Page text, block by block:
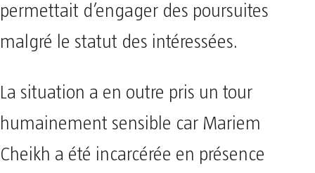
permettait d’engager des poursuites
malgré le statut des intéressées.
La situation a en outre pris un tour
humainement sensible car Mariem
Cheikh a été incarcérée en présence